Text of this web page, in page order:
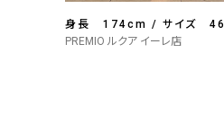
身長 174cm / サイズ 46
PREMIO ルクア イーレ店